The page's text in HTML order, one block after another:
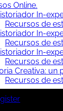
Online.
In-
Recursos de
In-
Recursos de
In-
Recursos de
Creativa: un
Recursos de